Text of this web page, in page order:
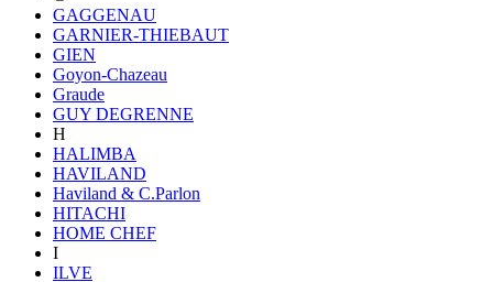
GAGGENAU
GARNIER-THIEBAUT
GIEN
Goyon-Chazeau
Graude
GUY DEGRENNE
H
HALIMBA
HAVILAND
Haviland & C.Parlon
HITACHI
HOME CHEF
I
ILVE